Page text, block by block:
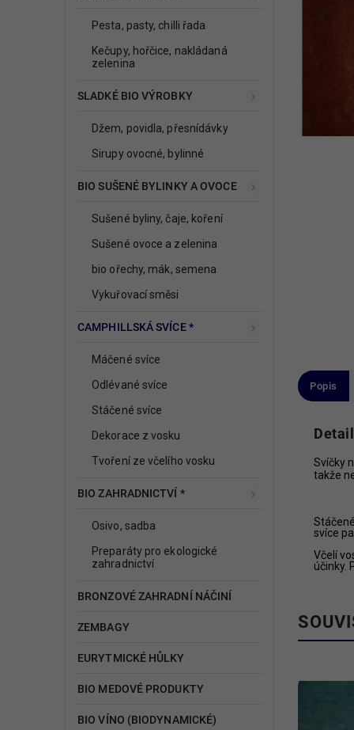
Pesta, pasty, chilli řada
Kečupy, hořčice, nakládaná
zelenina
SLADKÉ BIO VÝROBKY
Džem, povidla, přesnídávky
Sirupy ovocné, bylinné
BIO SUŠENÉ BYLINKY A OVOCE
Sušené byliny, čaje, koření
Sušené ovoce a zelenina
bio ořechy, mák, semena
Vykuřovací směsi
CAMPHILLSKÁ SVÍCE *
Máčené svíce
Odlévané svíce
Stáčené svíce
Dekorace z vosku
Tvoření ze včelího vosku
BIO ZAHRADNICTVÍ *
Osivo, sadba
Preparáty pro ekologické
zahradnictví
BRONZOVÉ ZAHRADNÍ NÁČINÍ
ZEMBAGY
EURYTMICKÉ HŮLKY
BIO MEDOVÉ PRODUKTY
BIO VÍNO (BIODYNAMICKÉ)
Popis
Svíčky
takže
svíce
Včelí
účinky.
Kód: